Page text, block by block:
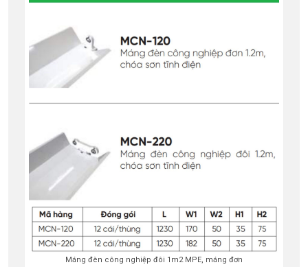
Máng đèn công nghiệp đôi 1m2 MPE, máng đơn